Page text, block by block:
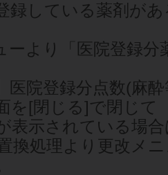
録している薬剤が
ーより「医院登録
医院登録分点数(麻
を[閉じる]で閉じて
表示されている場
換処理より更改メ